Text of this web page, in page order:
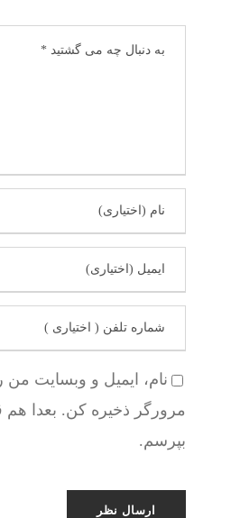
نام، ایمیل و وبسایت من
مرورگر ذخیره کن. بعدا
بپرسم.